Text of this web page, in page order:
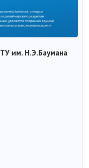
им. Н.Э.Баумана